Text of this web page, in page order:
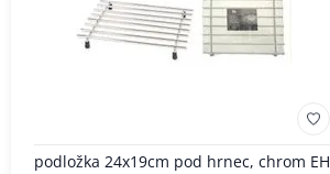
podložka 24x19cm pod hrnec, chrom EH